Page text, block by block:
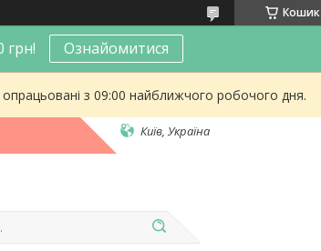
Кошик
грн! Ознайомитися
з 09:00 найближчого робочого дня.
Київ, Україна